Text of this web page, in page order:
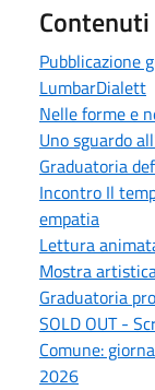
Pubblicazione
LumbarDialett
Nelle forme e
Uno sguardo
Graduatoria
Incontro Il
empatia
Lettura
Mostra
Graduatoria
SOLD OUT -
Comune:
2026